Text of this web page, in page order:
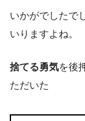
いかがでしたで
いりますよね。
捨てる勇気を後
ただいた